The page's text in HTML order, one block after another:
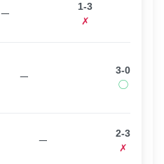
ー
1-3
✗
ー
3-0
◯
ー
2-3
✗